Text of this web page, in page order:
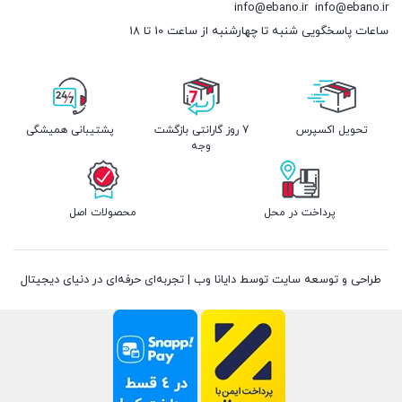
info@ebano.ir
info@ebano.ir
ساعات پاسخگویی شنبه تا چهارشنبه از ساعت 10 تا 18
تحویل اکسپرس
7 روز گارانتی بازگشت
وجه
پشتیبانی همیشگی
پرداخت در محل محصولات اصل
طراحی و توسعه سایت توسط دایانا وب | تجربه‌ای حرفه‌ای در دنیای دیجیتال